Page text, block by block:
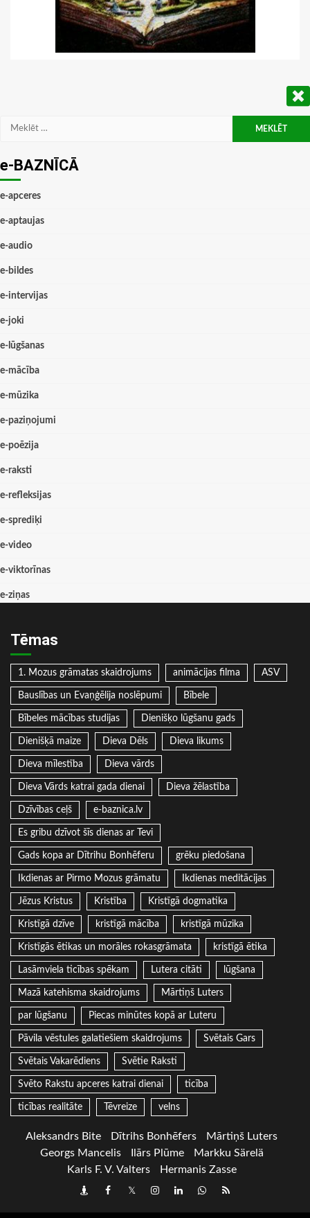
Meklēt:
e-BAZNĪCĀ
e-apceres
e-aptaujas
e-audio
e-bildes
e-intervijas
e-joki
e-lūgšanas
e-mācība
e-mūzika
e-paziņojumi
e-poēzija
e-raksti
e-refleksijas
e-sprediķi
e-video
e-viktorīnas
e-ziņas
Tēmas
1. Mozus grāmatas skaidrojums animācijas filma ASV
Bauslības un Evaņģēlija noslēpumi Bībele
Bībeles mācības studijas Dienišķo lūgšanu gads
Dienišķā maize Dieva Dēls Dieva likums
Dieva mīlestība Dieva vārds
Dieva Vārds katrai gada dienai Dieva žēlastība
Dzīvības ceļš e-baznica.lv
Es gribu dzīvot šīs dienas ar Tevi
Gads kopa ar Dītrihu Bonhēferu grēku piedošana
Ikdienas ar Pirmo Mozus grāmatu Ikdienas meditācijas
Jēzus Kristus Kristība Kristīgā dogmatika
Kristīgā dzīve kristīgā mācība kristīgā mūzika
Kristīgās ētikas un morāles rokasgrāmata kristīgā ētika
Lasāmviela ticības spēkam Lutera citāti lūgšana
Mazā katehisma skaidrojums Mārtiņš Luters
par lūgšanu Piecas minūtes kopā ar Luteru
Pāvila vēstules galatiešiem skaidrojums Svētais Gars
Svētais Vakarēdiens Svētie Raksti
Svēto Rakstu apceres katrai dienai ticība
ticības realitāte Tēvreize velns
Aleksandrs Bite Dītrihs Bonhēfers
Mārtiņš Luters
Georgs Mancelis
Ilārs Plūme
Markku Särelä
Karls F. V. Valters
Hermanis Zasse
DraugiemFacebook
TwitterInstagram
LinkedInwhatsapp
RSS